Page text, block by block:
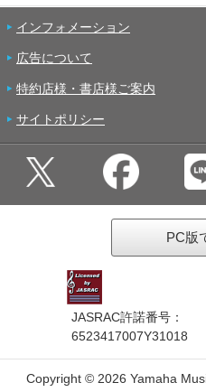
インフォメーション
広告について
特約店様・書店様ご案内
サイトポリシー
PC版
JASRAC許諾番号：
6523417007Y31018
Copyright © 2026 Yamaha